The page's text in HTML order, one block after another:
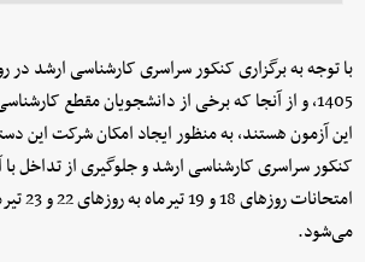
1405، و از آنجا که برخی از دانشجویان مقطع
این آزمون هستند، به منظور ایجاد امکان شرکت این
کنکور سراسری کارشناسی ارشد و جلوگیری از تداخل با
می‌شود.